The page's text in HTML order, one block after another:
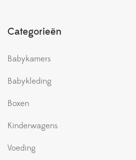
Categorieën
Babykamers
Babykleding
Boxen
Kinderwagens
Voeding